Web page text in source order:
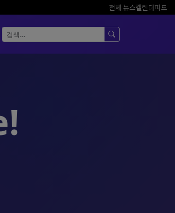
전체 뉴스캘린더피드